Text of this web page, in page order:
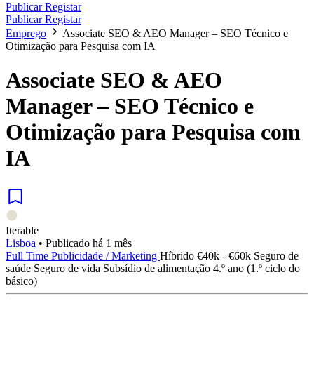
PublicarRegistar
PublicarRegistar
Emprego
Associate SEO & AEO Manager – SEO Técnico e
Otimização para Pesquisa com IA
Associate SEO & AEO
Manager – SEO Técnico e
Otimização para Pesquisa com
IA
Iterable
Lisboa • Publicado há 1 mês
Full Time Publicidade / Marketing Híbrido €40k - €60k Seguro de
saúde Seguro de vida Subsídio de alimentação 4.º ano (1.º ciclo do
básico)